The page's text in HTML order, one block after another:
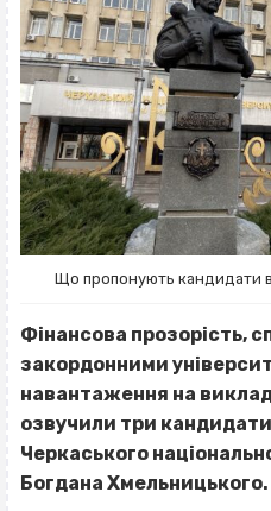
Що пропонують кандидати
Фінансова прозорість,
закордонними
навантаження на
озвучили три
Черкаського
Богдана Хмельницького.